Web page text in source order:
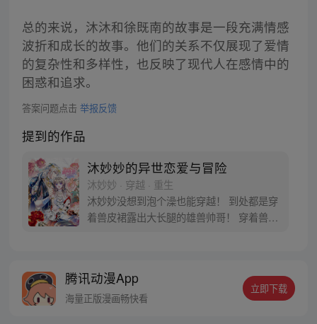
总的来说，沐沐和徐既南的故事是一段充满情感
波折和成长的故事。他们的关系不仅展现了爱情
的复杂性和多样性，也反映了现代人在感情中的
困惑和追求。
答案问题点击 举报反馈
提到的作品
沐妙妙的异世恋爱与冒险
沐妙妙 · 穿越 · 重生
沐妙妙没想到泡个澡也能穿越！ 到处都是穿
着兽皮裙露出大长腿的雄兽帅哥！ 穿着兽皮
知识！ 好好学习，天天向上！ 穿越兽世，甜
宠来袭！【每周五六日更新】
腾讯动漫App
海量正版漫画畅快看
立即下载